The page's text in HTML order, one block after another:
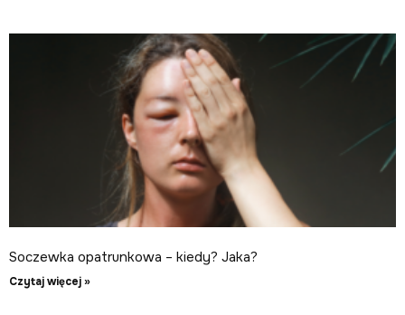
Soczewka opatrunkowa – kiedy? Jaka?
Czytaj więcej »